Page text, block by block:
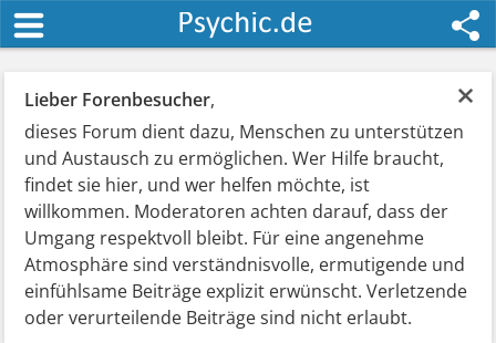
×
Lieber Forenbesucher,
dieses Forum dient dazu, Menschen zu unterstützen
und Austausch zu ermöglichen. Wer Hilfe braucht,
findet sie hier, und wer helfen möchte, ist
willkommen. Moderatoren achten darauf, dass der
Umgang respektvoll bleibt. Für eine angenehme
Atmosphäre sind verständnisvolle, ermutigende und
einfühlsame Beiträge explizit erwünscht. Verletzende
oder verurteilende Beiträge sind nicht erlaubt.